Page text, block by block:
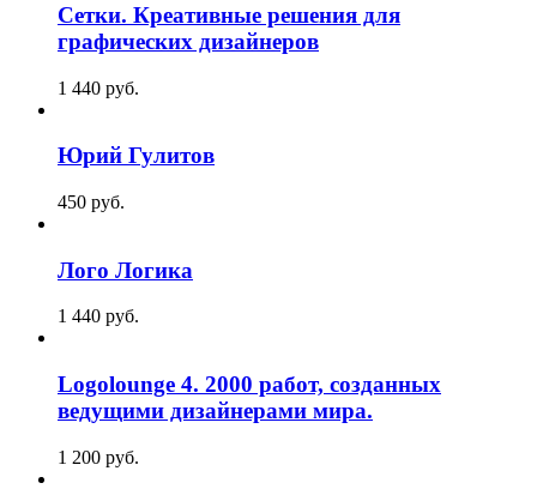
Сетки. Креативные решения для
графических дизайнеров
1 440 pуб.
Юрий Гулитов
450 pуб.
Лого Логика
1 440 pуб.
Logolounge 4. 2000 работ, созданных
ведущими дизайнерами мира.
1 200 pуб.